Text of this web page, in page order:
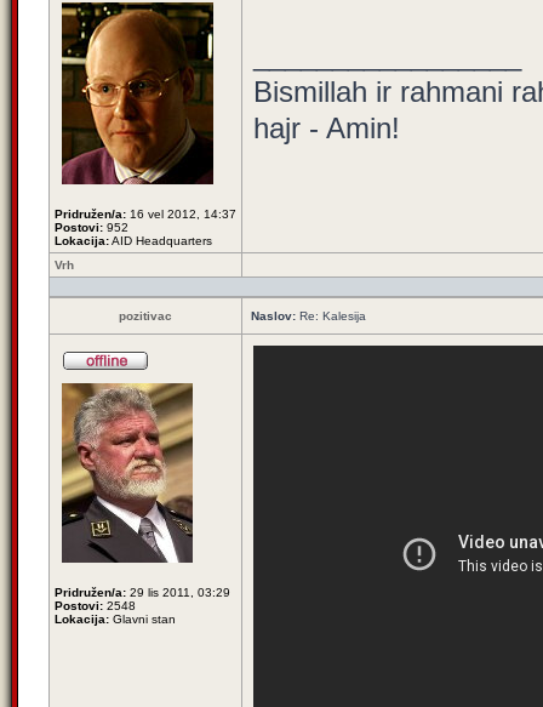
Pridružen/a: 16 vel 2012, 14:37
Postovi: 952
Lokacija:AID Headquarters
Bismillah ir rahmani
hajr - Amin!
Vrh
pozitivac Naslov: Re: Kalesija
Pridružen/a: 29 lis 2011, 03:29
Postovi: 2548
Lokacija: Glavni stan